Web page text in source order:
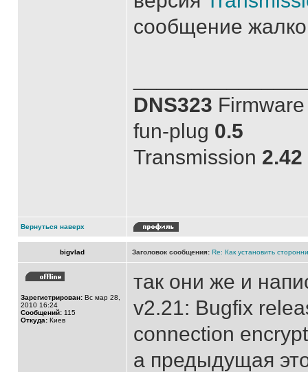
сообщение
DNS323
fun-plug 0.5
Transmission 2.42
Вернуться наверх
bigvlad Заголовок сообщения: Re: Как установить
Зарегистрирован: Вс мар 28,
2010 16:24
Сообщений: 115
Откуда: Киев
так они же и
v2.21: Bugfix
connection
а предыдущая